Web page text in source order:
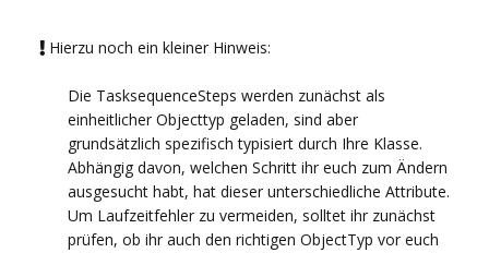
 Hierzu noch ein kleiner Hinweis:
Die TasksequenceSteps werden zunächst als
einheitlicher Objecttyp geladen, sind aber
grundsätzlich spezifisch typisiert durch Ihre Klasse.
Abhängig davon, welchen Schritt ihr euch zum Ändern
ausgesucht habt, hat dieser unterschiedliche Attribute.
Um Laufzeitfehler zu vermeiden, solltet ihr zunächst
prüfen, ob ihr auch den richtigen ObjectTyp vor euch